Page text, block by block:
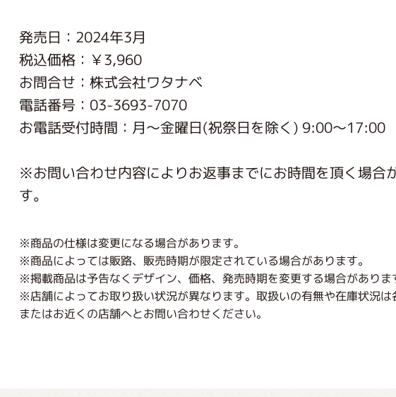
発売日：2024年3月
税込価格：￥3,960
お問合せ：株式会社ワタナベ
電話番号：03-3693-7070
お電話受付時間：月〜金曜日(祝祭日を除く) 9:00～17:00
※お問い合わせ内容によりお返事までにお時間を頂く場合
す。
※商品の仕様は変更になる場合があります。
※商品によっては販路、販売時期が限定されている場合があります。
※掲載商品は予告なくデザイン、価格、発売時期を変更する場合がありま
※店舗によってお取り扱い状況が異なります。取扱いの有無や在庫状況は
またはお近くの店舗へとお問い合わせください。
くまのがっこう しょくいんしつ
くまのがっこう 家庭科部